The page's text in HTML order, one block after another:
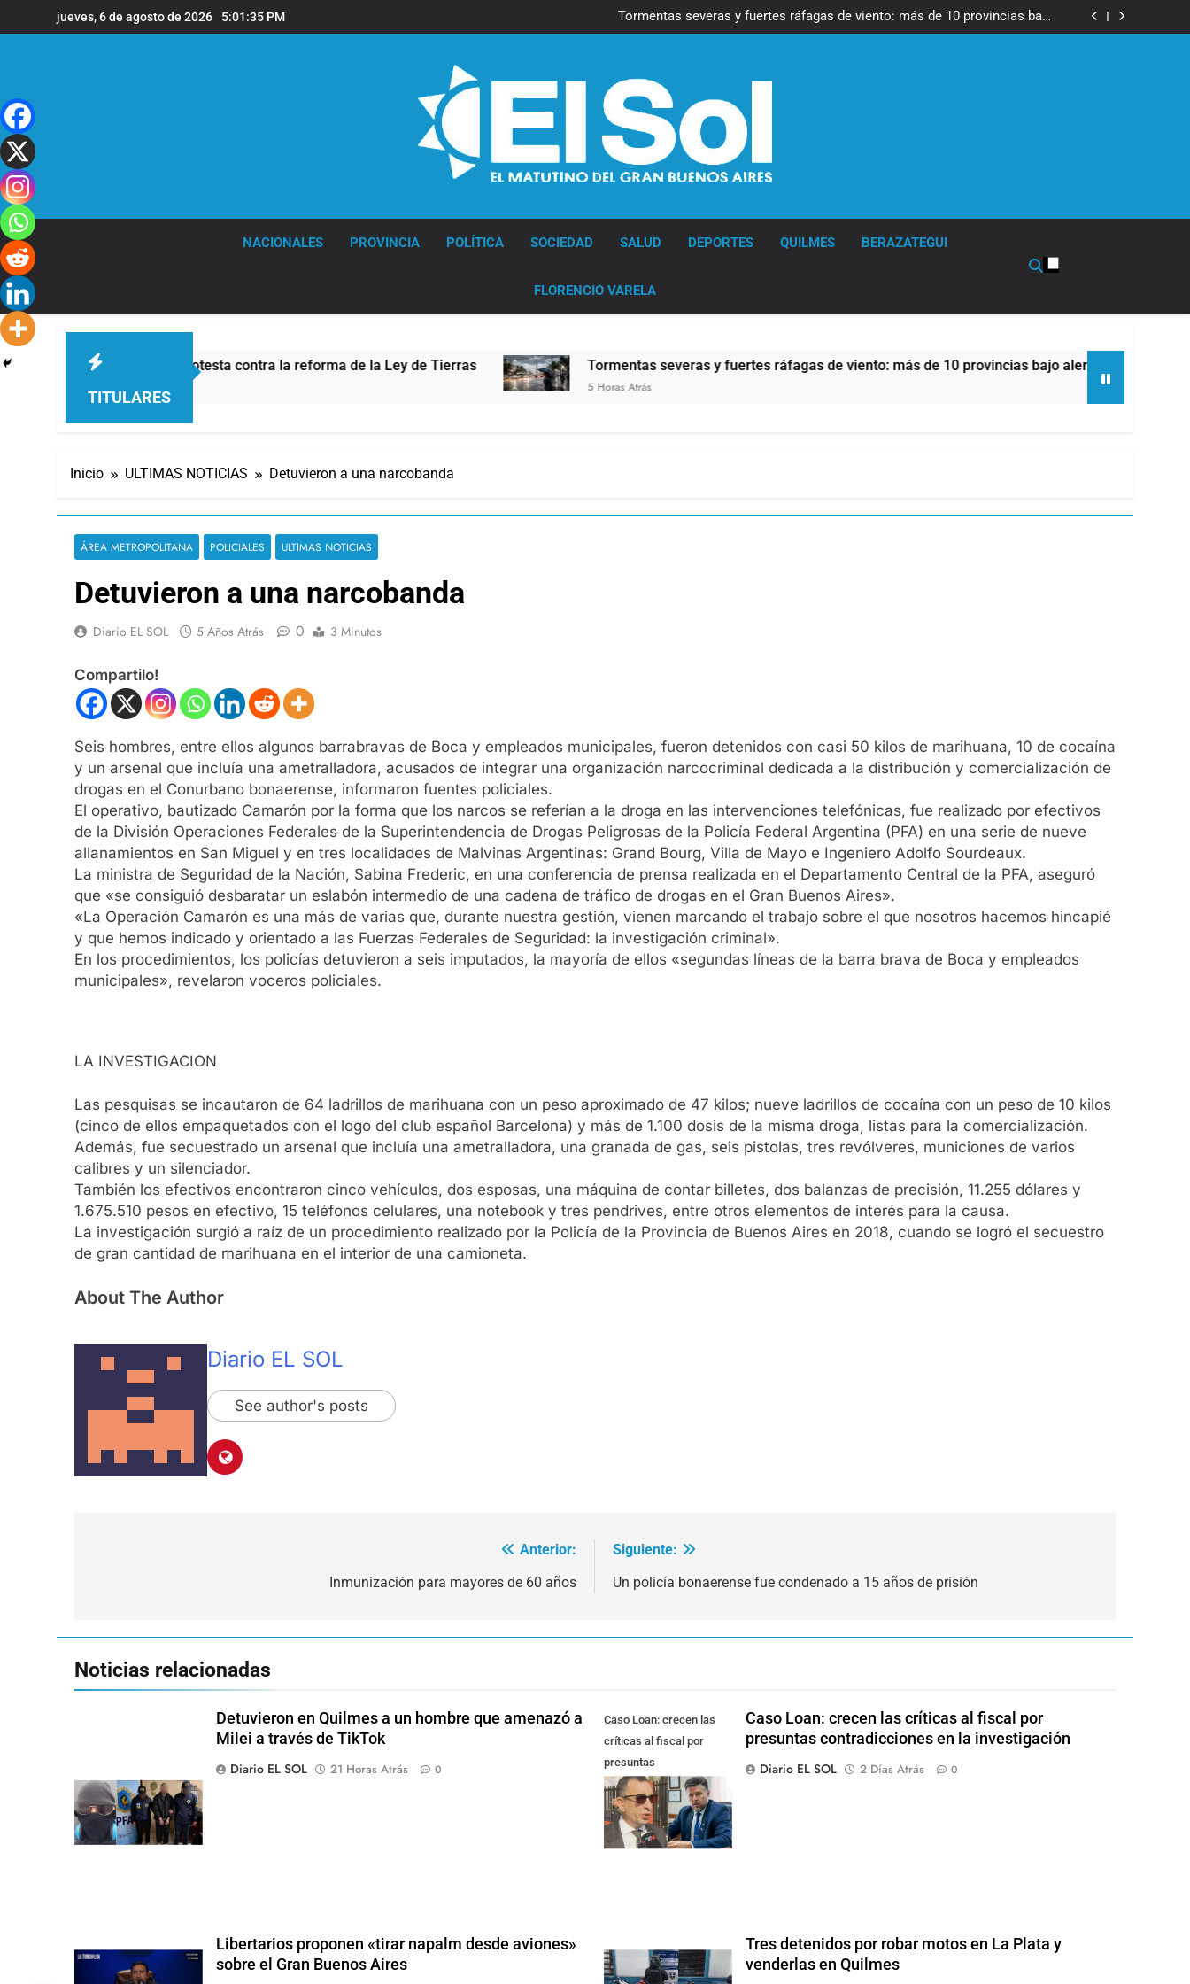
al
jueves, 6 de agosto de 2026 5:01:36 PM
protesta contra la reforma de la Ley de Tierras
Tormentas severas y fuertes ráfagas de viento: más de 10 provincias bajo
alerta meteorológica
Senado debate el proyecto sobre propiedad privada con foco en los
Tormentas severas y fuertes ráfagas de viento: más de 10 provincias bajo
Senado debate el proyecto sobre propiedad privada con foco en los
Día del Cirujano Torácico: una especialidad clave para el cuidado de la
NACIONALES PROVINCIA POLÍTICA SOCIEDAD SALUD DEPORTES QUILMES BERAZATEGUI
FLORENCIO VARELA
TITULARES
seguridad por la protesta contra la reforma de la Ley de Tierras Tormentas severas y fuertes ráfagas de viento: más de 10 provincias bajo alerta meteorológica
5 Horas Atrás
Inicio ULTIMAS NOTICIAS Detuvieron a una narcobanda
ÁREA METROPOLITANA POLICIALES ULTIMAS NOTICIAS
Detuvieron a una narcobanda
Diario EL SOL 5 Años Atrás 0 3 Minutos
Compartilo!
Seis hombres, entre ellos algunos barrabravas de Boca y empleados municipales, fueron detenidos con casi 50 kilos de marihuana, 10 de cocaína
y un arsenal que incluía una ametralladora, acusados de integrar una organización narcocriminal dedicada a la distribución y comercialización de
drogas en el Conurbano bonaerense, informaron fuentes policiales.
El operativo, bautizado Camarón por la forma que los narcos se referían a la droga en las intervenciones telefónicas, fue realizado por efectivos
de la División Operaciones Federales de la Superintendencia de Drogas Peligrosas de la Policía Federal Argentina (PFA) en una serie de nueve
allanamientos en San Miguel y en tres localidades de Malvinas Argentinas: Grand Bourg, Villa de Mayo e Ingeniero Adolfo Sourdeaux.
La ministra de Seguridad de la Nación, Sabina Frederic, en una conferencia de prensa realizada en el Departamento Central de la PFA, aseguró
que «se consiguió desbaratar un eslabón intermedio de una cadena de tráfico de drogas en el Gran Buenos Aires».
«La Operación Camarón es una más de varias que, durante nuestra gestión, vienen marcando el trabajo sobre el que nosotros hacemos hincapié
y que hemos indicado y orientado a las Fuerzas Federales de Seguridad: la investigación criminal».
En los procedimientos, los policías detuvieron a seis imputados, la mayoría de ellos «segundas líneas de la barra brava de Boca y empleados
municipales», revelaron voceros policiales.
LA INVESTIGACION
Las pesquisas se incautaron de 64 ladrillos de marihuana con un peso aproximado de 47 kilos; nueve ladrillos de cocaína con un peso de 10 kilos
(cinco de ellos empaquetados con el logo del club español Barcelona) y más de 1.100 dosis de la misma droga, listas para la comercialización.
Además, fue secuestrado un arsenal que incluía una ametralladora, una granada de gas, seis pistolas, tres revólveres, municiones de varios
calibres y un silenciador.
También los efectivos encontraron cinco vehículos, dos esposas, una máquina de contar billetes, dos balanzas de precisión, 11.255 dólares y
1.675.510 pesos en efectivo, 15 teléfonos celulares, una notebook y tres pendrives, entre otros elementos de interés para la causa.
La investigación surgió a raíz de un procedimiento realizado por la Policía de la Provincia de Buenos Aires en 2018, cuando se logró el secuestro
de gran cantidad de marihuana en el interior de una camioneta.
About The Author
Diario EL SOL
See author's posts
Anterior:
Inmunización para mayores de 60 años
Siguiente:
Un policía bonaerense fue condenado a 15 años de prisión
Noticias relacionadas
Detuvieron en Quilmes a un hombre que amenazó a
Milei a través de TikTok
Diario EL SOL
21 Horas Atrás 0
Caso Loan: crecen las
críticas al fiscal por
presuntas
contradicciones en la
investigación
Caso Loan: crecen las críticas al fiscal por
presuntas contradicciones en la investigación
Diario EL SOL
2 Días Atrás 0
Libertarios proponen «tirar napalm desde aviones»
sobre el Gran Buenos Aires
Tres detenidos por robar motos en La Plata y
venderlas en Quilmes